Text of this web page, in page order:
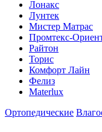
Лонакс
Лунтек
Мистер Матрас
Промтекс-
Райтон
Торис
Комфорт Лайн
Фелиз
Materlux
Ортопедические